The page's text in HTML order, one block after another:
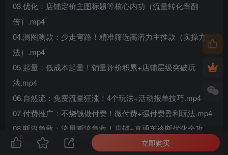
03.优化：店铺定价主图标题等核心内功（流量转化率翻
倍）.mp4
04.测图测款：少走弯路！精准筛选高潜力主推款（实操方
法）.mp4
05.起量：低成本起量！销量评价积累+店铺层级突破玩
法.mp4
06.自然流：免费流量狂涨！4个玩法+活动报单技巧.mp4
07.付费推广：不烧钱做付费！微付费+强付费盈利玩法.mp4
08.断流急救：流量断流急救！店铺+直通车诊断优化全攻
略.mp4
0
立即购买